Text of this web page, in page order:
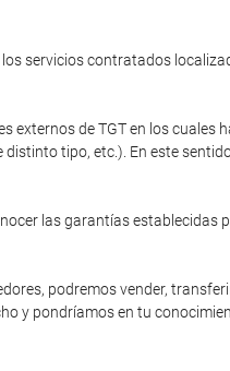
servicios contratados
externos de TGT en los cuales
tipo, etc.). En este
las garantías establecidas
podremos vender,
y pondríamos en tu